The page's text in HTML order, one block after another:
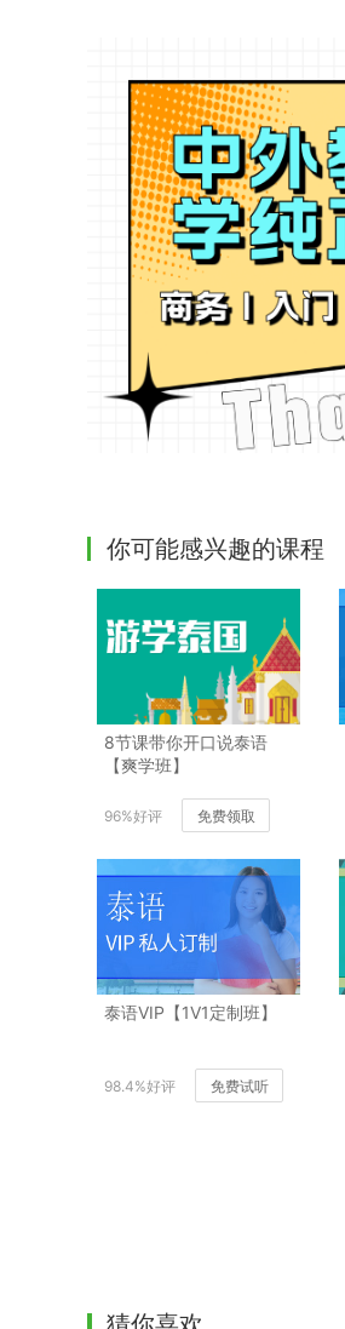
你可能感兴趣的课程
8节课带你开口说泰语
【爽学班】
96%好评 免费领取
泰语VIP【1V1定制班】
98.4%好评 免费试听